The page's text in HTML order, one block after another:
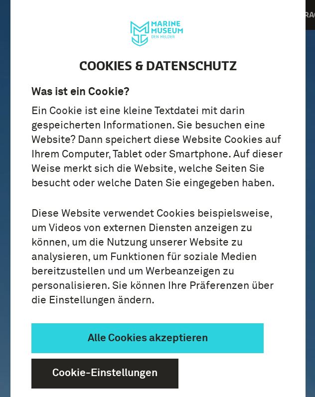
COOKIES & DATENSCHUTZ
Was ist ein Cookie?
Ein Cookie ist eine kleine Textdatei mit darin
gespeicherten Informationen. Sie besuchen eine
Website? Dann speichert diese Website Cookies auf
Ihrem Computer, Tablet oder Smartphone. Auf dieser
Weise merkt sich die Website, welche Seiten Sie
besucht oder welche Daten Sie eingegeben haben.
Diese Website verwendet Cookies beispielsweise,
um Videos von externen Diensten anzeigen zu
können, um die Nutzung unserer Website zu
analysieren, um Funktionen für soziale Medien
bereitzustellen und um Werbeanzeigen zu
personalisieren. Sie können Ihre Präferenzen über
die Einstellungen ändern.
Alle Cookies akzeptieren
Cookie-Einstellungen